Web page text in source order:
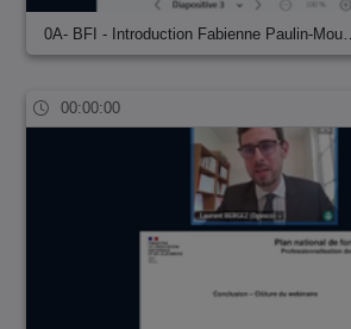
0A- BFI - Introduction Fabienne Paulin-Mou…
00:00:00